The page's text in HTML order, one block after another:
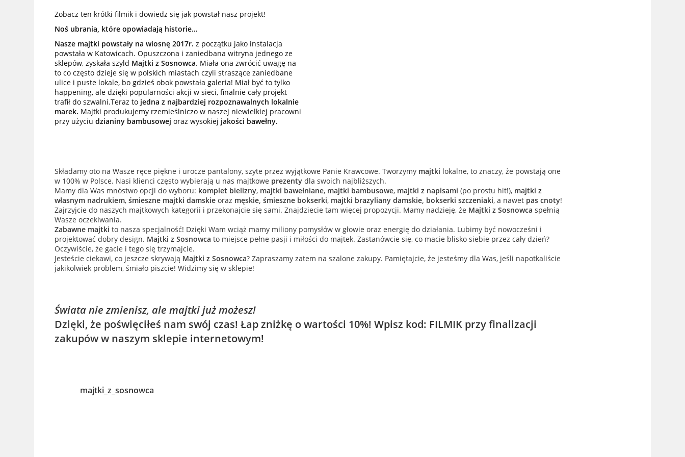
Zobacz ten krótki filmik i dowiedz się jak powstał nasz projekt!
Noś ubrania, które opowiadają historie…
Nasze majtki powstały na wiosnę 2017r. z początku jako instalacja
powstała w Katowicach. Opuszczona i zaniedbana witryna jednego ze
sklepów, zyskała szyld Majtki z Sosnowca. Miała ona zwrócić uwagę na
to co często dzieje się w polskich miastach czyli straszące zaniedbane
ulice i puste lokale, bo gdzieś obok powstała galeria! Miał być to tylko
happening, ale dzięki popularności akcji w sieci, finalnie cały projekt
trafił do szwalni.Teraz to jedna z najbardziej rozpoznawalnych lokalnie
marek. Majtki produkujemy rzemieślniczo w naszej niewielkiej pracowni
przy użyciudzianiny bambusowej oraz wysokiej jakości bawełny.
Składamy oto na Wasze ręce piękne i urocze pantalony, szyte przez wyjątkowe Panie Krawcowe. Tworzymy majtki lokalne, to znaczy, że powstają one
w 100% w Polsce. Nasi klienci często wybierają u nas majtkowe prezenty dla swoich najbliższych.
Mamy dla Was mnóstwo opcji do wyboru: komplet bielizny, majtki bawełniane, majtki bambusowe, majtki z napisami (po prostu hit!), majtki z
własnym nadrukiem,śmieszne majtki damskieoraz męskie,śmieszne bokserki, majtki brazyliany damskie, bokserki szczeniaki, a nawet pas cnoty!
Zajrzyjcie do naszych majtkowych kategorii i przekonajcie się sami. Znajdziecie tam więcej propozycji. Mamy nadzieję, że Majtki z Sosnowca spełnią
Wasze oczekiwania.
Zabawne majtki to nasza specjalność! Dzięki Wam wciąż mamy miliony pomysłów w głowie oraz energię do działania. Lubimy być nowocześni i
projektować dobry design. Majtki z Sosnowca to miejsce pełne pasji i miłości do majtek. Zastanówcie się, co macie blisko siebie przez cały dzień?
Oczywiście, że gacie i tego się trzymajcie.
Jesteście ciekawi, co jeszcze skrywają Majtki z Sosnowca? Zapraszamy zatem na szalone zakupy. Pamiętajcie, że jesteśmy dla Was, jeśli napotkaliście
jakikolwiek problem, śmiało piszcie! Widzimy się w sklepie!
Świata nie zmienisz, ale majtki już możesz!
Dzięki, że poświęciłeś nam swój czas! Łap zniżkę o wartości 10%! Wpisz kod: FILMIK przy finalizacji
zakupów w naszym sklepie internetowym!
majtki_z_sosnowca